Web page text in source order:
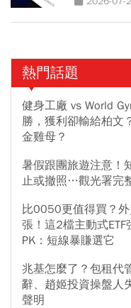
熱門話題
健身工廠 vs World
勝，獲利卻輸給柏文
金雞母？
暑假跟團旅遊注意！
止或撤照…觀光署完
比0050更值得買？
張！這2檔主動式
PK：短線暴賺選它
兆基怎麼了？包租代
辭、趙姬投資操盤
聲明